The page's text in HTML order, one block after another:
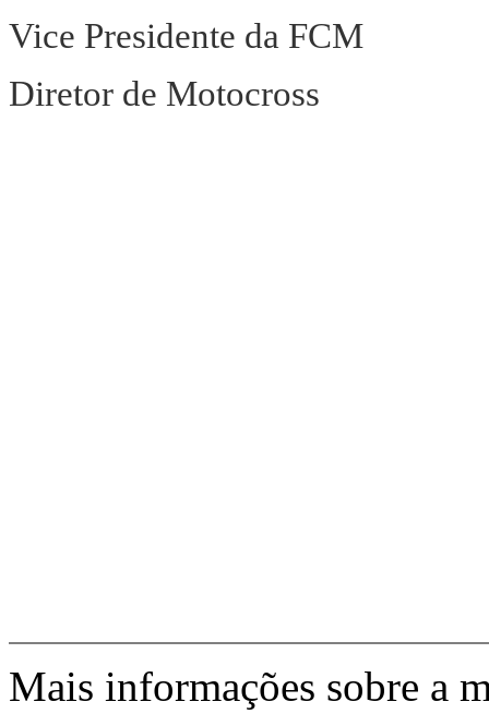
Vice Presidente da FCM
Diretor de Motocross
Mais informações sobre a